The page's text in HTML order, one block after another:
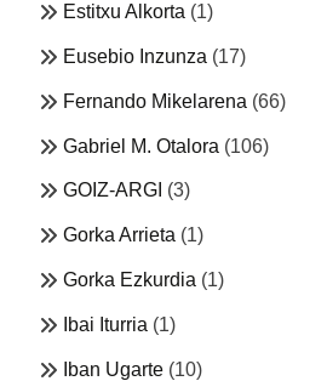
Estitxu Alkorta (1)
Eusebio Inzunza (17)
Fernando Mikelarena (66)
Gabriel M. Otalora (106)
GOIZ-ARGI (3)
Gorka Arrieta (1)
Gorka Ezkurdia (1)
Ibai Iturria (1)
Iban Ugarte (10)